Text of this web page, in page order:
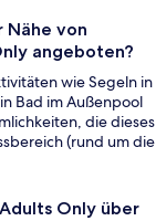
von
angeboten?
wie Segeln in
Bad im Außenpool
die dieses
(rund um die
Only über